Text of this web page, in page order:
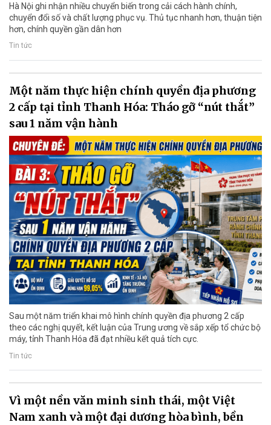
Hà Nội ghi nhận nhiều chuyển biến trong cải cách hành chính,
chuyển đổi số và chất lượng phục vụ. Thủ tục nhanh hơn, thuận tiện
hơn, chính quyền gần dân hơn
Tin tức
Một năm thực hiện chính quyền địa phương
2 cấp tại tỉnh Thanh Hóa: Tháo gỡ “nút thắt”
sau 1 năm vận hành
Sau một năm triển khai mô hình chính quyền địa phương 2 cấp
theo các nghị quyết, kết luận của Trung ương về sắp xếp tổ chức bộ
máy, tỉnh Thanh Hóa đã đạt nhiều kết quả tích cực.
Tin tức
Vì một nền văn minh sinh thái, một Việt
Nam xanh và một đại dương hòa bình, bền